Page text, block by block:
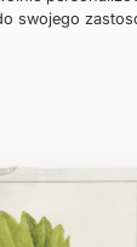
swojego